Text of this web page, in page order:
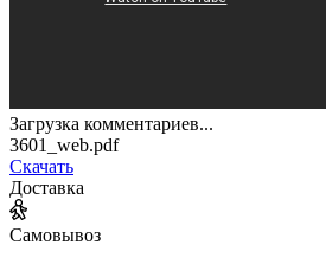
Загрузка комментариев...
3601_web.pdf
Скачать
Доставка
Самовывоз